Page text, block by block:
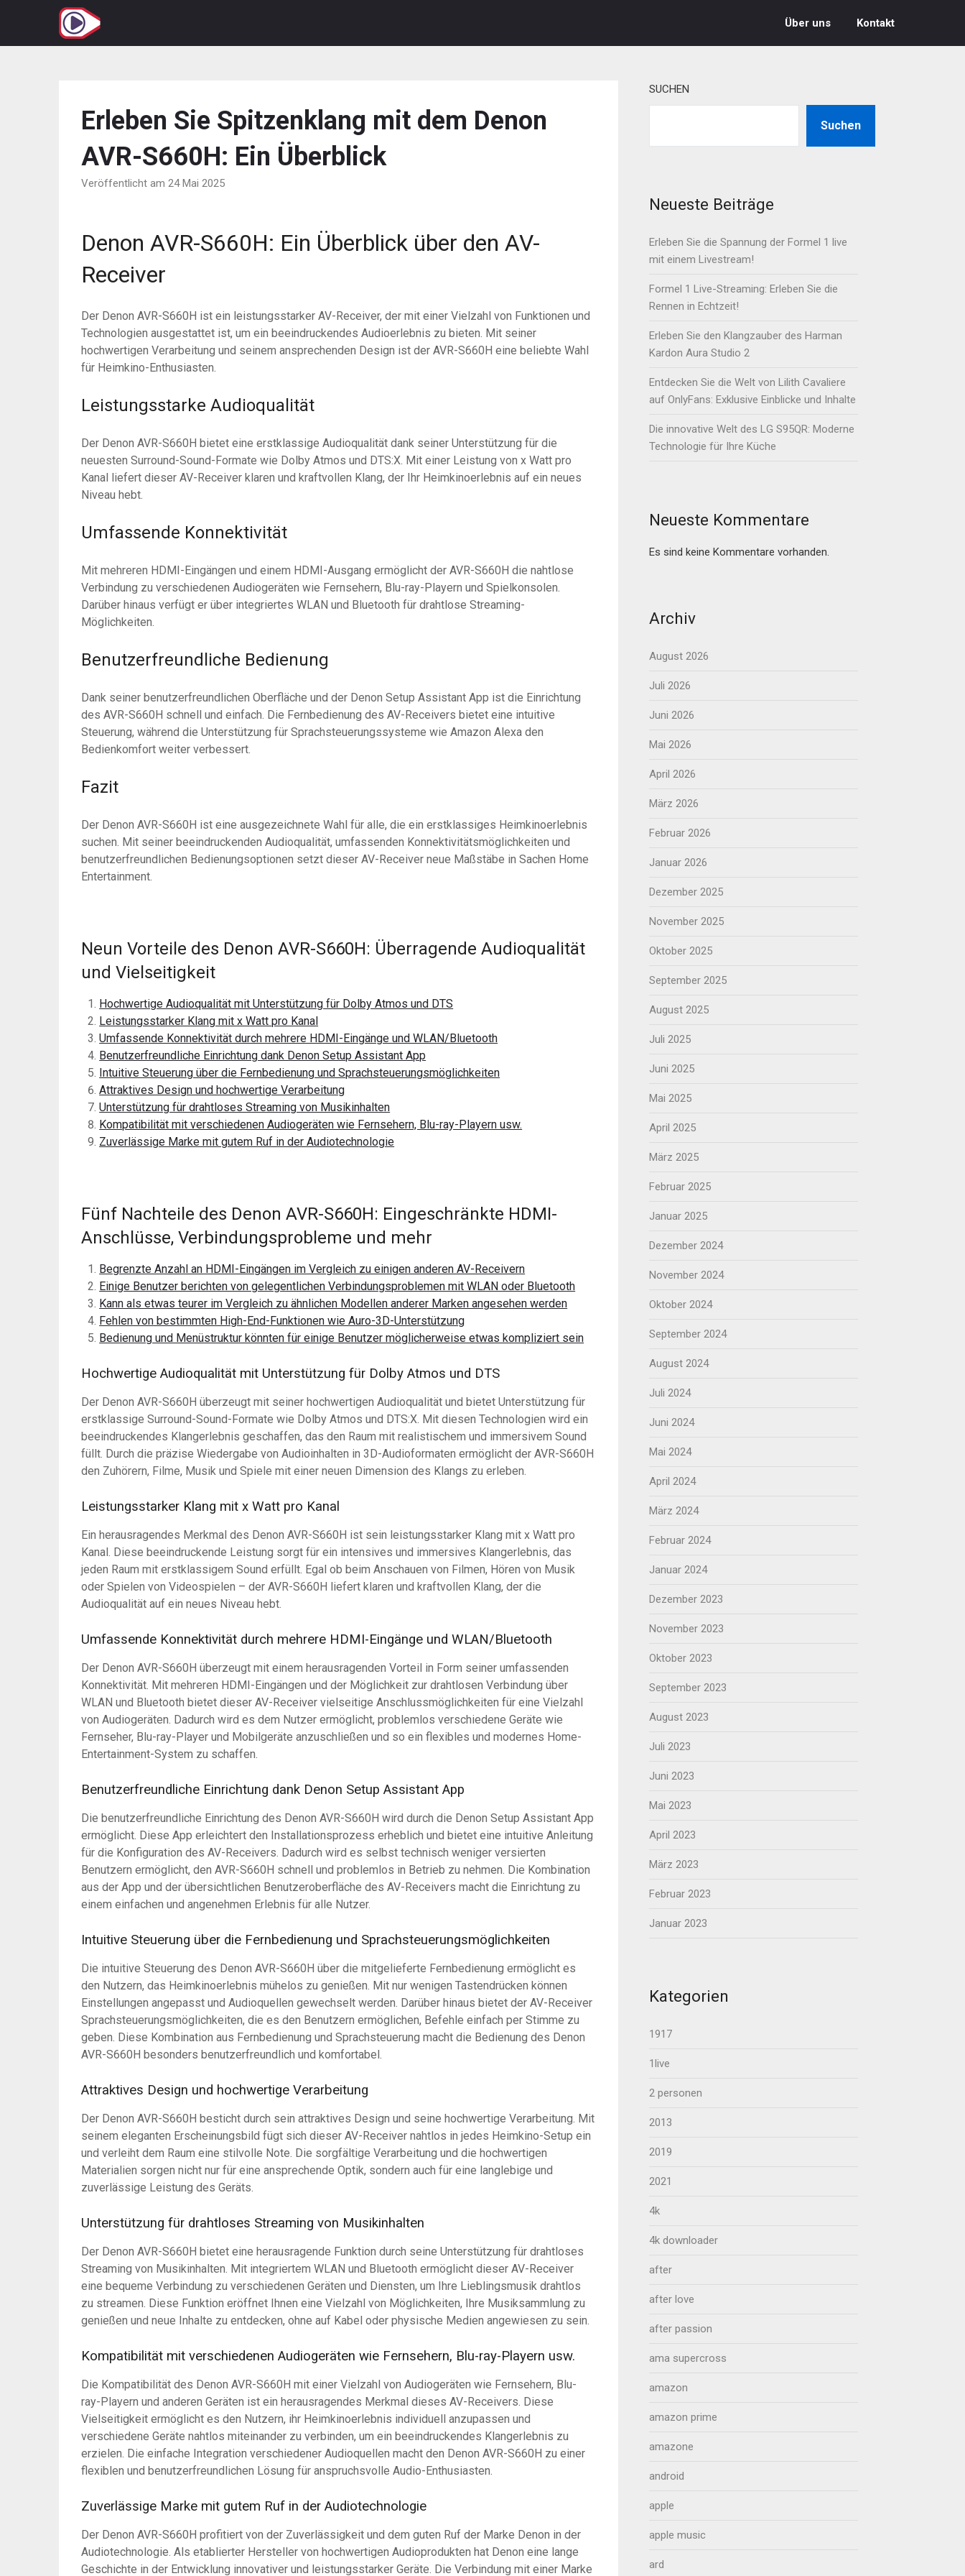
springen
Über uns Kontakt
Erleben Sie Spitzenklang mit dem Denon
AVR-S660H: Ein Überblick
Veröffentlicht am 24 Mai 2025
Denon AVR-S660H: Ein Überblick über den AV-
Receiver
Der Denon AVR-S660H ist ein leistungsstarker AV-Receiver, der mit einer Vielzahl von Funktionen und
Technologien ausgestattet ist, um ein beeindruckendes Audioerlebnis zu bieten. Mit seiner
hochwertigen Verarbeitung und seinem ansprechenden Design ist der AVR-S660H eine beliebte Wahl
für Heimkino-Enthusiasten.
Leistungsstarke Audioqualität
Der Denon AVR-S660H bietet eine erstklassige Audioqualität dank seiner Unterstützung für die
neuesten Surround-Sound-Formate wie Dolby Atmos und DTS:X. Mit einer Leistung von x Watt pro
Kanal liefert dieser AV-Receiver klaren und kraftvollen Klang, der Ihr Heimkinoerlebnis auf ein neues
Niveau hebt.
Umfassende Konnektivität
Mit mehreren HDMI-Eingängen und einem HDMI-Ausgang ermöglicht der AVR-S660H die nahtlose
Verbindung zu verschiedenen Audiogeräten wie Fernsehern, Blu-ray-Playern und Spielkonsolen.
Darüber hinaus verfügt er über integriertes WLAN und Bluetooth für drahtlose Streaming-
Möglichkeiten.
Benutzerfreundliche Bedienung
Dank seiner benutzerfreundlichen Oberfläche und der Denon Setup Assistant App ist die Einrichtung
des AVR-S660H schnell und einfach. Die Fernbedienung des AV-Receivers bietet eine intuitive
Steuerung, während die Unterstützung für Sprachsteuerungssysteme wie Amazon Alexa den
Bedienkomfort weiter verbessert.
Fazit
Der Denon AVR-S660H ist eine ausgezeichnete Wahl für alle, die ein erstklassiges Heimkinoerlebnis
suchen. Mit seiner beeindruckenden Audioqualität, umfassenden Konnektivitätsmöglichkeiten und
benutzerfreundlichen Bedienungsoptionen setzt dieser AV-Receiver neue Maßstäbe in Sachen Home
Entertainment.
Neun Vorteile des Denon AVR-S660H: Überragende Audioqualität
und Vielseitigkeit
Hochwertige Audioqualität mit Unterstützung für Dolby Atmos und DTS
Leistungsstarker Klang mit x Watt pro Kanal
Umfassende Konnektivität durch mehrere HDMI-Eingänge und WLAN/Bluetooth
Benutzerfreundliche Einrichtung dank Denon Setup Assistant App
Intuitive Steuerung über die Fernbedienung und Sprachsteuerungsmöglichkeiten
Attraktives Design und hochwertige Verarbeitung
Unterstützung für drahtloses Streaming von Musikinhalten
Kompatibilität mit verschiedenen Audiogeräten wie Fernsehern, Blu-ray-Playern usw.
Zuverlässige Marke mit gutem Ruf in der Audiotechnologie
Fünf Nachteile des Denon AVR-S660H: Eingeschränkte HDMI-
Anschlüsse, Verbindungsprobleme und mehr
Begrenzte Anzahl an HDMI-Eingängen im Vergleich zu einigen anderen AV-Receivern
Einige Benutzer berichten von gelegentlichen Verbindungsproblemen mit WLAN oder Bluetooth
Kann als etwas teurer im Vergleich zu ähnlichen Modellen anderer Marken angesehen werden
Fehlen von bestimmten High-End-Funktionen wie Auro-3D-Unterstützung
Bedienung und Menüstruktur könnten für einige Benutzer möglicherweise etwas kompliziert sein
Hochwertige Audioqualität mit Unterstützung für Dolby Atmos und DTS
Der Denon AVR-S660H überzeugt mit seiner hochwertigen Audioqualität und bietet Unterstützung für
erstklassige Surround-Sound-Formate wie Dolby Atmos und DTS:X. Mit diesen Technologien wird ein
beeindruckendes Klangerlebnis geschaffen, das den Raum mit realistischem und immersivem Sound
füllt. Durch die präzise Wiedergabe von Audioinhalten in 3D-Audioformaten ermöglicht der AVR-S660H
den Zuhörern, Filme, Musik und Spiele mit einer neuen Dimension des Klangs zu erleben.
Leistungsstarker Klang mit x Watt pro Kanal
Ein herausragendes Merkmal des Denon AVR-S660H ist sein leistungsstarker Klang mit x Watt pro
Kanal. Diese beeindruckende Leistung sorgt für ein intensives und immersives Klangerlebnis, das
jeden Raum mit erstklassigem Sound erfüllt. Egal ob beim Anschauen von Filmen, Hören von Musik
oder Spielen von Videospielen – der AVR-S660H liefert klaren und kraftvollen Klang, der die
Audioqualität auf ein neues Niveau hebt.
Umfassende Konnektivität durch mehrere HDMI-Eingänge und WLAN/Bluetooth
Der Denon AVR-S660H überzeugt mit einem herausragenden Vorteil in Form seiner umfassenden
Konnektivität. Mit mehreren HDMI-Eingängen und der Möglichkeit zur drahtlosen Verbindung über
WLAN und Bluetooth bietet dieser AV-Receiver vielseitige Anschlussmöglichkeiten für eine Vielzahl
von Audiogeräten. Dadurch wird es dem Nutzer ermöglicht, problemlos verschiedene Geräte wie
Fernseher, Blu-ray-Player und Mobilgeräte anzuschließen und so ein flexibles und modernes Home-
Entertainment-System zu schaffen.
Benutzerfreundliche Einrichtung dank Denon Setup Assistant App
Die benutzerfreundliche Einrichtung des Denon AVR-S660H wird durch die Denon Setup Assistant App
ermöglicht. Diese App erleichtert den Installationsprozess erheblich und bietet eine intuitive Anleitung
für die Konfiguration des AV-Receivers. Dadurch wird es selbst technisch weniger versierten
Benutzern ermöglicht, den AVR-S660H schnell und problemlos in Betrieb zu nehmen. Die Kombination
aus der App und der übersichtlichen Benutzeroberfläche des AV-Receivers macht die Einrichtung zu
einem einfachen und angenehmen Erlebnis für alle Nutzer.
Intuitive Steuerung über die Fernbedienung und Sprachsteuerungsmöglichkeiten
Die intuitive Steuerung des Denon AVR-S660H über die mitgelieferte Fernbedienung ermöglicht es
den Nutzern, das Heimkinoerlebnis mühelos zu genießen. Mit nur wenigen Tastendrücken können
Einstellungen angepasst und Audioquellen gewechselt werden. Darüber hinaus bietet der AV-Receiver
Sprachsteuerungsmöglichkeiten, die es den Benutzern ermöglichen, Befehle einfach per Stimme zu
geben. Diese Kombination aus Fernbedienung und Sprachsteuerung macht die Bedienung des Denon
AVR-S660H besonders benutzerfreundlich und komfortabel.
Attraktives Design und hochwertige Verarbeitung
Der Denon AVR-S660H besticht durch sein attraktives Design und seine hochwertige Verarbeitung. Mit
seinem eleganten Erscheinungsbild fügt sich dieser AV-Receiver nahtlos in jedes Heimkino-Setup ein
und verleiht dem Raum eine stilvolle Note. Die sorgfältige Verarbeitung und die hochwertigen
Materialien sorgen nicht nur für eine ansprechende Optik, sondern auch für eine langlebige und
zuverlässige Leistung des Geräts.
Unterstützung für drahtloses Streaming von Musikinhalten
Der Denon AVR-S660H bietet eine herausragende Funktion durch seine Unterstützung für drahtloses
Streaming von Musikinhalten. Mit integriertem WLAN und Bluetooth ermöglicht dieser AV-Receiver
eine bequeme Verbindung zu verschiedenen Geräten und Diensten, um Ihre Lieblingsmusik drahtlos
zu streamen. Diese Funktion eröffnet Ihnen eine Vielzahl von Möglichkeiten, Ihre Musiksammlung zu
genießen und neue Inhalte zu entdecken, ohne auf Kabel oder physische Medien angewiesen zu sein.
Kompatibilität mit verschiedenen Audiogeräten wie Fernsehern, Blu-ray-Playern usw.
Die Kompatibilität des Denon AVR-S660H mit einer Vielzahl von Audiogeräten wie Fernsehern, Blu-
ray-Playern und anderen Geräten ist ein herausragendes Merkmal dieses AV-Receivers. Diese
Vielseitigkeit ermöglicht es den Nutzern, ihr Heimkinoerlebnis individuell anzupassen und
verschiedene Geräte nahtlos miteinander zu verbinden, um ein beeindruckendes Klangerlebnis zu
erzielen. Die einfache Integration verschiedener Audioquellen macht den Denon AVR-S660H zu einer
flexiblen und benutzerfreundlichen Lösung für anspruchsvolle Audio-Enthusiasten.
Zuverlässige Marke mit gutem Ruf in der Audiotechnologie
Der Denon AVR-S660H profitiert von der Zuverlässigkeit und dem guten Ruf der Marke Denon in der
Audiotechnologie. Als etablierter Hersteller von hochwertigen Audioprodukten hat Denon eine lange
Geschichte in der Entwicklung innovativer und leistungsstarker Geräte. Die Verbindung mit einer Marke
SUCHEN
Suchen
Neueste Beiträge
Erleben Sie die Spannung der Formel 1 live
mit einem Livestream!
Formel 1 Live-Streaming: Erleben Sie die
Rennen in Echtzeit!
Erleben Sie den Klangzauber des Harman
Kardon Aura Studio 2
Entdecken Sie die Welt von Lilith Cavaliere
auf OnlyFans: Exklusive Einblicke und Inhalte
Die innovative Welt des LG S95QR: Moderne
Technologie für Ihre Küche
Neueste Kommentare
Es sind keine Kommentare vorhanden.
Archiv
August 2026
Juli 2026
Juni 2026
Mai 2026
April 2026
März 2026
Februar 2026
Januar 2026
Dezember 2025
November 2025
Oktober 2025
September 2025
August 2025
Juli 2025
Juni 2025
Mai 2025
April 2025
März 2025
Februar 2025
Januar 2025
Dezember 2024
November 2024
Oktober 2024
September 2024
August 2024
Juli 2024
Juni 2024
Mai 2024
April 2024
März 2024
Februar 2024
Januar 2024
Dezember 2023
November 2023
Oktober 2023
September 2023
August 2023
Juli 2023
Juni 2023
Mai 2023
April 2023
März 2023
Februar 2023
Januar 2023
Kategorien
1917
1live
2 personen
2013
2019
2021
4k
4k downloader
after
after love
after passion
ama supercross
amazon
amazon prime
amazone
android
apple
apple music
ard